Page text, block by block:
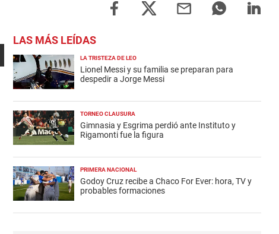
LAS MÁS LEÍDAS
LA TRISTEZA DE LEO
Lionel Messi y su familia se preparan para
despedir a Jorge Messi
TORNEO CLAUSURA
Gimnasia y Esgrima perdió ante Instituto y
Rigamonti fue la figura
PRIMERA NACIONAL
Godoy Cruz recibe a Chaco For Ever: hora, TV y
probables formaciones